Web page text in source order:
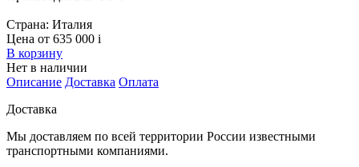
Страна: Италия
Цена от 635 000 i
В корзину
Нет в наличии
Описание Доставка Оплата
Доставка
Мы доставляем по всей территории России известными
транспортными компаниями.